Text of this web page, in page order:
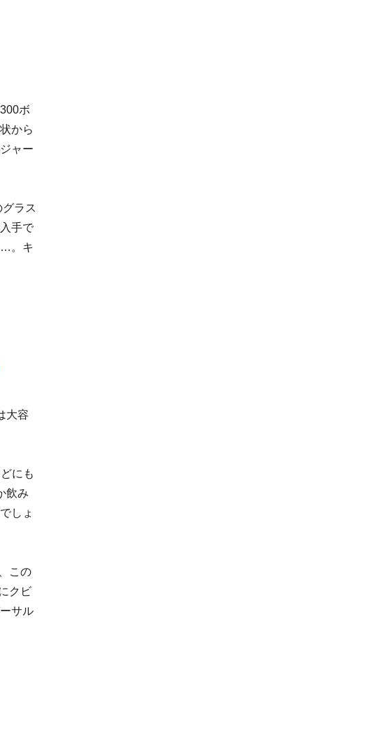
ボ
から
ャー
ラス
手で
。キ
大容
にも
飲み
しょ
この
クビ
サル